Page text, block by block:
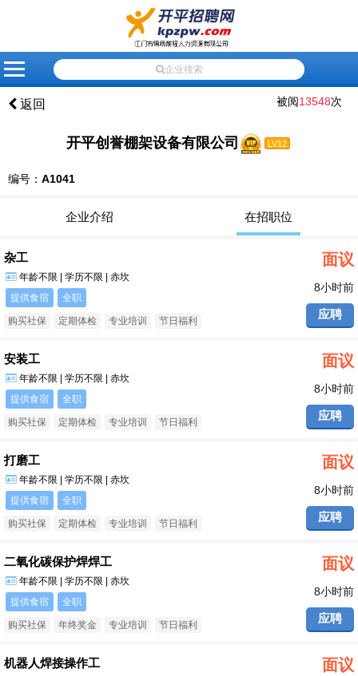
站
页
员
录
员
册
聘
息
才
息
级
索
业
页
届
就
新
讯
系
们
企业搜索
返回 被阅13548次
开平创誉棚架设备有限公司 LV12
编号： A1041
企业介绍 在招职位
杂工
年龄不限 | 学历不限 | 赤坎
提供食宿
全职
购买社保 定期体检 专业培训 节日福利
面议
8小时前
应聘
安装工
年龄不限 | 学历不限 | 赤坎
提供食宿
全职
购买社保 定期体检 专业培训 节日福利
面议
8小时前
应聘
打磨工
年龄不限 | 学历不限 | 赤坎
提供食宿
全职
购买社保 定期体检 专业培训 节日福利
面议
8小时前
应聘
二氧化碳保护焊焊工
年龄不限 | 学历不限 | 赤坎
提供食宿
全职
购买社保 年终奖金 专业培训 节日福利
面议
8小时前
应聘
机器人焊接操作工 面议